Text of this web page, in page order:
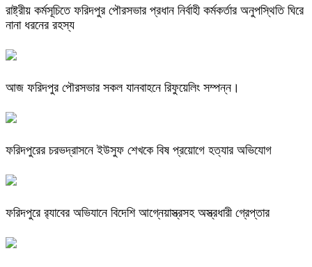
রাষ্ট্রীয় কর্মসূচিতে ফরিদপুর পৌরসভার প্রধান নির্বাহী কর্মকর্তার অনুপস্থিতি ঘিরে
নানা ধরনের রহস্য
আজ ফরিদপুর পৌরসভার সকল যানবাহনে রিফুয়েলিং সম্পন্ন।
ফরিদপুরের চরভদ্রাসনে ইউসুফ শেখকে বিষ প্রয়োগে হত্যার অভিযোগ
ফরিদপুরে র‌্যাবের অভিযানে বিদেশি আগ্নেয়াস্ত্রসহ অস্ত্রধারী গ্রেপ্তার